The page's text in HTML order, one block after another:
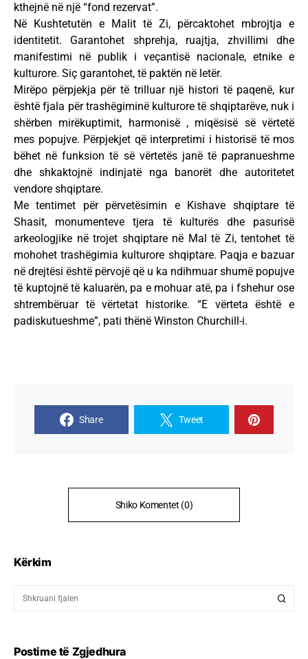
kthejnë në një “fond rezervat”.
Në Kushtetutën e Malit të Zi, përcaktohet mbrojtja e
identitetit. Garantohet shprehja, ruajtja, zhvillimi dhe
manifestimi në publik i veçantisë nacionale, etnike e
kulturore. Siç garantohet, të paktën në letër.
Mirëpo përpjekja për të trilluar një histori të paqenë, kur
është fjala për trashëgiminë kulturore të shqiptarëve, nuk i
shërben mirëkuptimit, harmonisë , miqësisë së vërtetë
mes popujve. Përpjekjet që interpretimi i historisë të mos
bëhet në funksion të së vërtetës janë të papranueshme
dhe shkaktojnë indinjatë nga banorët dhe autoritetet
vendore shqiptare.
Me tentimet për përvetësimin e Kishave shqiptare të
Shasit, monumenteve tjera të kulturës dhe pasurisë
arkeologjike në trojet shqiptare në Mal të Zi, tentohet të
mohohet trashëgimia kulturore shqiptare. Paqja e bazuar
në drejtësi është përvojë që u ka ndihmuar shumë popujve
të kuptojnë të kaluarën, pa e mohuar atë, pa i fshehur ose
shtrembëruar të vërtetat historike. “E vërteta është e
padiskutueshme”, pati thënë Winston Churchill-i.
Share Tweet
Shiko Komentet (0)
Kërkim
Postime të Zgjedhura